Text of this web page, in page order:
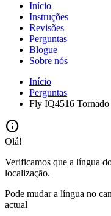
Início
Instruções
Revisões
Perguntas
Blogue
Sobre nós
Início
Perguntas
Fly IQ4516 Tornado
info
Olá!
Verificamos que a língua
localização.
Pode mudar a língua no
actual